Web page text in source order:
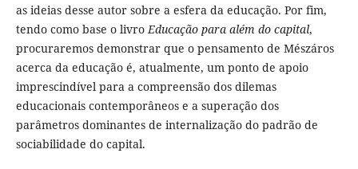
as ideias desse autor sobre a esfera da educação. Por fim,
tendo como base o livroEducação para além do capital,
procuraremos demonstrar que o pensamento de Mészáros
acerca da educação é, atualmente, um ponto de apoio
imprescindível para a compreensão dos dilemas
educacionais contemporâneos e a superação dos
parâmetros dominantes de internalização do padrão de
sociabilidade do capital.